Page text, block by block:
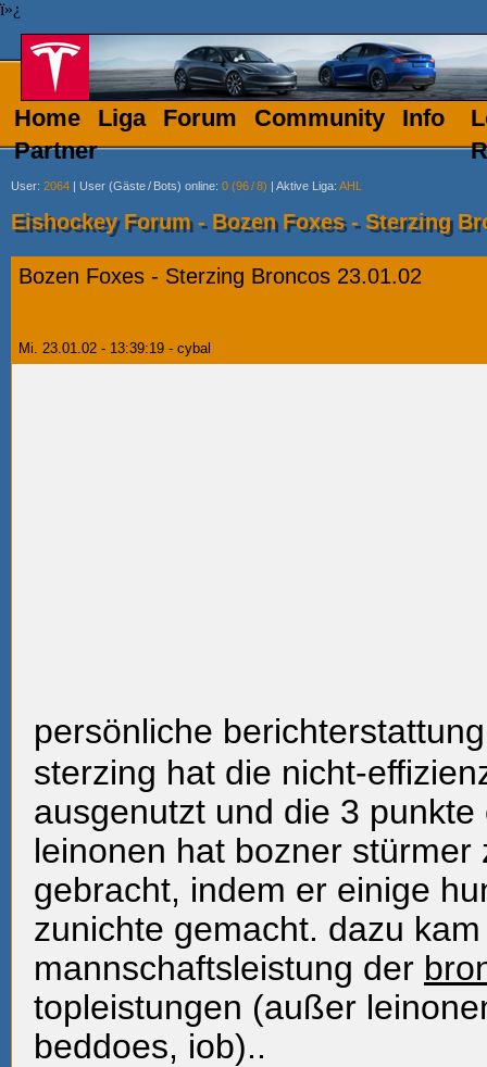
ï»¿
Home Liga Forum Community
Info
Partner
User: 2064 | User (Gäste/ Bots) online: 0 (96/8) | Aktive Liga: AHL
Eishockey Forum - Bozen Foxes - Sterzing
Bozen Foxes - Sterzing Broncos 23.01.02
Mi. 23.01.02 - 13:39:19 - cybal
persönliche
sterzing hat die nicht-
ausgenutzt und die 3
leinonen hat bozner stürmer
gebracht, indem er einige
zunichte gemacht. dazu
mannschaftsleistung der
topleistungen (außer
beddoes, iob)..